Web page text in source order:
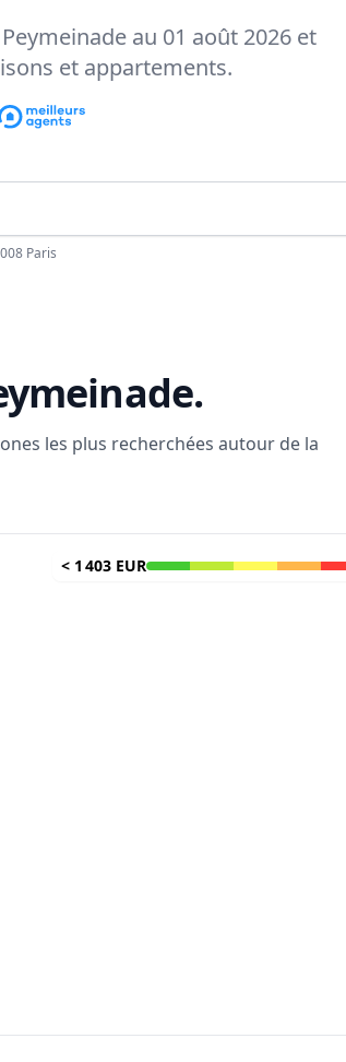
au 01 août 2026 et
et appartements.
Paris
.
les plus recherchées autour de la
< 1 403 EUR